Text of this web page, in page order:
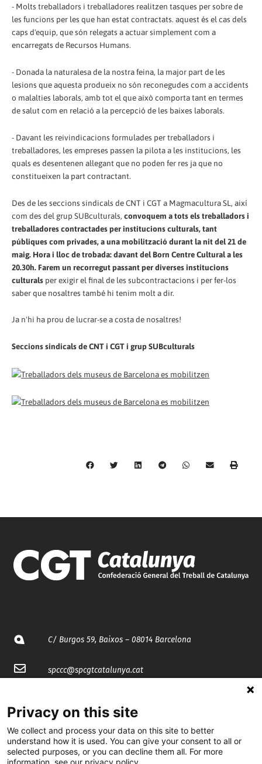
- Molts treballadors i treballadores realitzen tasques per sobre de
les funcions per les que han estat contractats. aquest és el cas dels
caps d'equip, que són relegats a actuar simplement com a
encarregats de Recursos Humans.
- Donada la naturalesa de la nostra feina, la major part de les
lesions que aquesta produeix no són reconegudes com a accidents
o malalties laborals, amb tot el que això comporta tant en termes
de salut com en relació a la percepció de les baixes laborals.
- Davant les reivindicacions formulades per treballadors i
treballadores, les empreses passen la pilota a les institucions, les
quals es desentenen al·legant que no poden fer res ja que no
constitueixen la part contractant.
Des de les seccions sindicals de CNT i CGT a Magmacultura SL, així
com des del grup SUBculturals, convoquem a tots els treballadors i
treballadores contractades per institucions culturals, tant
públiques com privades, a una mobilització durant la nit del 21 de
maig. Hora i lloc de trobada: davant del Born Centre Cultural a les
20.30h. Farem un recorregut passant per diverses institucions
culturals per exigir el final de les subcontractacions i per fer-los
saber que nosaltres també hi tenim molt a dir.
Ja n'hi ha prou de lucrar-se a costa de nosaltres!
Seccions sindicals de CNT i CGT i grup SUBculturals
C/ Burgos 59, Baixos – 08014 Barcelona
spccc@spcgtcatalunya.cat
@CGTCatalunya
cgtcatalunya
Privacy on this site
We collect and process your data on this site to better
understand how it is used. You can give your consent to all or
selected purposes, or you can decline them all. For more
information, see our privacy policy.